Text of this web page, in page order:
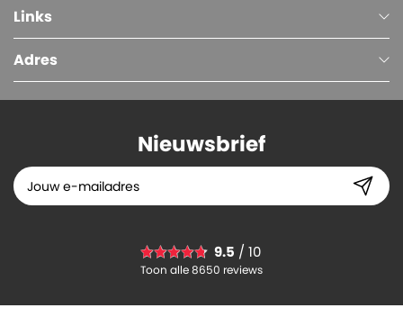
Links
Adres
Nieuwsbrief
9.5 / 10
Toon alle 8650 reviews